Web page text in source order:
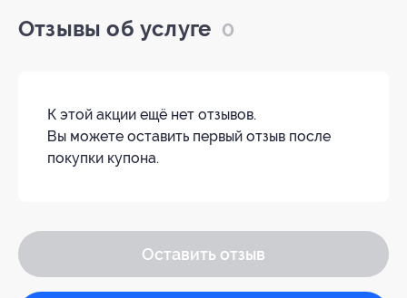
Отзывы об услуге 0
К этой акции ещё нет отзывов.
Вы можете оставить первый отзыв после
покупки купона.
Оставить отзыв